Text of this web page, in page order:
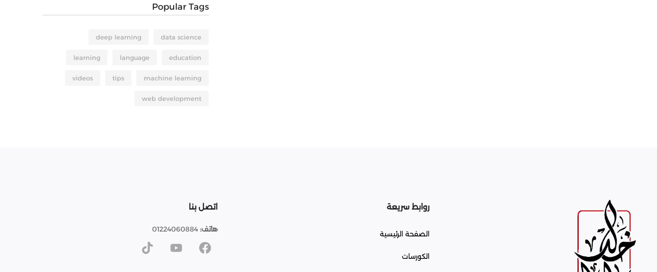
Popular Tags
data science
deep learning
education
language
learning
machine learning
tips
videos
web development
روابط سريعة
الصفحة الرئيسية
الكورسات
اتصل بنا
هاتف:01224060884